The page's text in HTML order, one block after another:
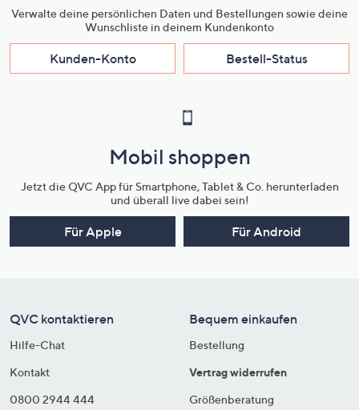
Verwalte deine persönlichen Daten und Bestellungen sowie deine
Wunschliste in deinem Kundenkonto
Kunden-Konto Bestell-Status
Mobil shoppen
Jetzt die QVC App für Smartphone, Tablet & Co. herunterladen
und überall live dabei sein!
Für Apple Für Android
QVC kontaktieren
Hilfe-Chat
Kontakt
0800 2944 444
Bequem einkaufen
Bestellung
Vertrag widerrufen
Größenberatung